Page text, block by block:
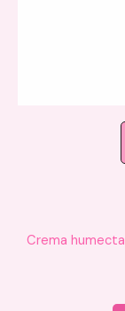
Crema